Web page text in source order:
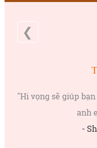
❮
"Hi vọng sẽ giúp
anh
-